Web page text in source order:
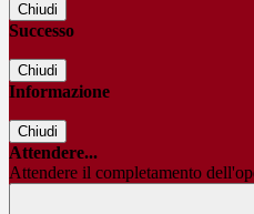
Chiudi
Successo
Chiudi
Informazione
Chiudi
Attendere...
Attendere il completamento